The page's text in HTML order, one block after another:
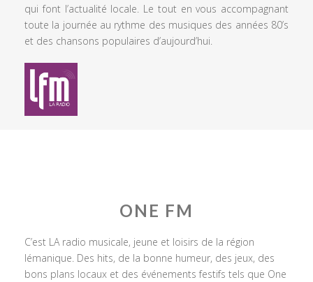
qui font l’actualité locale. Le tout en vous accompagnant
toute la journée au rythme des musiques des années 80’s
et des chansons populaires d’aujourd’hui.
ONE FM
C’est LA radio musicale, jeune et loisirs de la région
lémanique. Des hits, de la bonne humeur, des jeux, des
bons plans locaux et des événements festifs tels que One